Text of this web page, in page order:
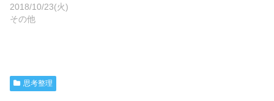
2018/10/23(火)
その他
思考整理